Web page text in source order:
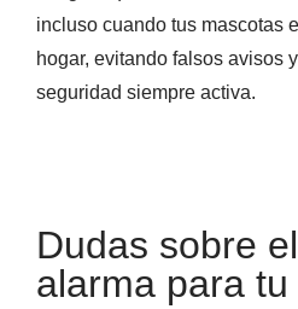
incluso cuando tus mascotas
hogar, evitando falsos avisos
seguridad siempre activa.
Dudas sobre
alarma para